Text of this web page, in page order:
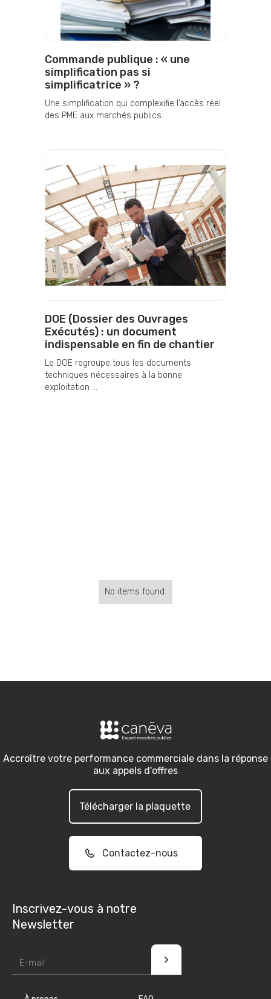
Commande publique : « une
simplification pas si
simplificatrice » ?
Une simplification qui complexifie l’accès réel
des PME aux marchés publics.
DOE (Dossier des Ouvrages
Exécutés) : un document
indispensable en fin de chantier
Le DOE regroupe tous les documents
techniques nécessaires à la bonne
exploitation ...
No items found.
Accroître votre performance commerciale dans la réponse
aux appels d'offres
Télécharger la plaquette
Contactez-nous
Inscrivez-vous à notre
Newsletter